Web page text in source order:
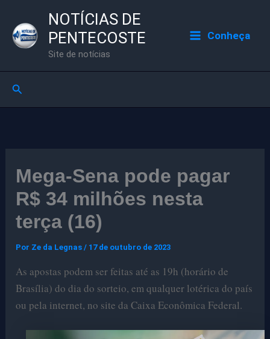
para
NOTÍCIAS DE
PENTECOSTE
Site de notícias
Conheça
Pesquisar
Mega-Sena pode pagar
R$ 34 milhões nesta
terça (16)
Por Ze da Legnas/ 17 de outubro de 2023
As apostas podem ser feitas até as 19h (horário de
Brasília) do dia do sorteio, em qualquer lotérica do país
ou pela internet, no site da Caixa Econômica Federal.